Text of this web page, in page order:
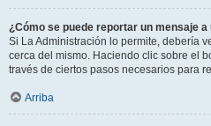
¿Cómo se puede reportar un mensaje
Si La Administración lo permite, debería
cerca del mismo. Haciendo clic sobre el
través de ciertos pasos necesarios para
Arriba